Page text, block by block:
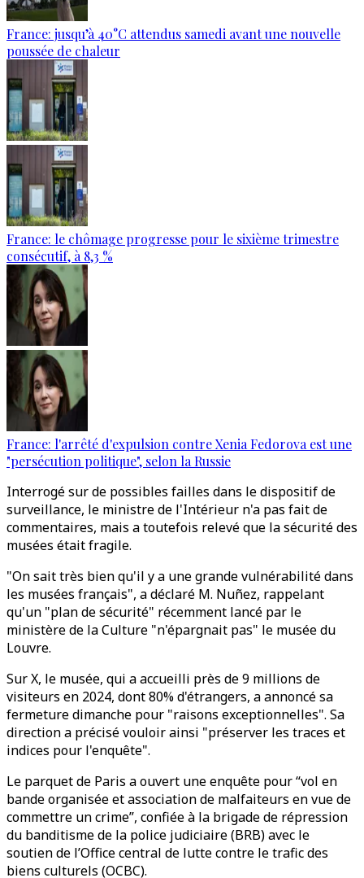
France: jusqu’à 40°C attendus samedi avant une nouvelle
poussée de chaleur
France: le chômage progresse pour le sixième trimestre
consécutif, à 8,3 %
France: l'arrêté d'expulsion contre Xenia Fedorova est une
"persécution politique", selon la Russie
Interrogé sur de possibles failles dans le dispositif de
surveillance, le ministre de l'Intérieur n'a pas fait de
commentaires, mais a toutefois relevé que la sécurité des
musées était fragile.
"On sait très bien qu'il y a une grande vulnérabilité dans
les musées français", a déclaré M. Nuñez, rappelant
qu'un "plan de sécurité" récemment lancé par le
ministère de la Culture "n'épargnait pas" le musée du
Louvre.
Sur X, le musée, qui a accueilli près de 9 millions de
visiteurs en 2024, dont 80% d'étrangers, a annoncé sa
fermeture dimanche pour "raisons exceptionnelles". Sa
direction a précisé vouloir ainsi "préserver les traces et
indices pour l'enquête".
Le parquet de Paris a ouvert une enquête pour “vol en
bande organisée et association de malfaiteurs en vue de
commettre un crime”, confiée à la brigade de répression
du banditisme de la police judiciaire (BRB) avec le
soutien de l’Office central de lutte contre le trafic des
biens culturels (OCBC).